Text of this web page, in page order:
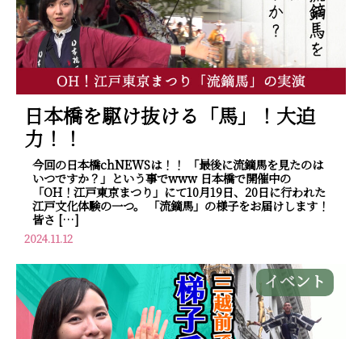
日本橋を駆け抜ける「馬」！大迫
力！！
今回の日本橋chNEWSは！！ 「最後に流鏑馬を見たのは
いつですか？」という事でwww 日本橋で開催中の
「OH！江戸東京まつり」にて10月19日、20日に行われた
江戸文化体験の一つ。 「流鏑馬」の様子をお届けします！
皆さ […]
2024.11.12
イベント